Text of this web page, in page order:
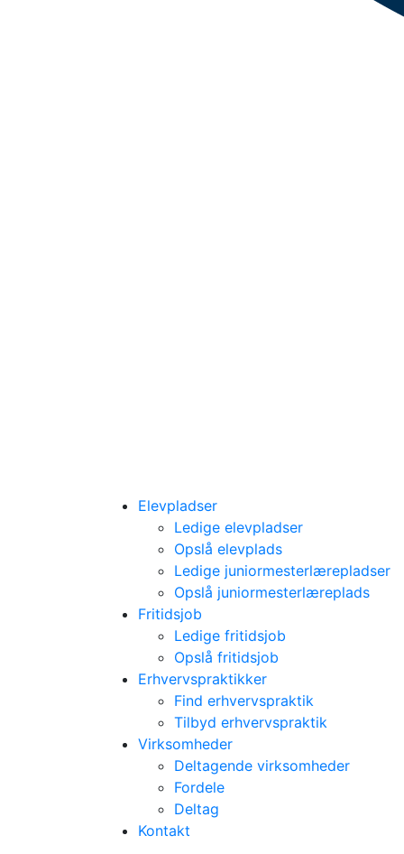
Elevpladser
Ledige elevpladser
Opslå elevplads
Ledige juniormesterlærepladser
Opslå juniormesterlæreplads
Fritidsjob
Ledige fritidsjob
Opslå fritidsjob
Erhvervspraktikker
Find erhvervspraktik
Tilbyd erhvervspraktik
Virksomheder
Deltagende virksomheder
Fordele
Deltag
Kontakt